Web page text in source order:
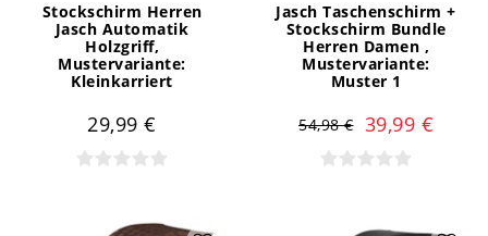
Stockschirm Herren
Jasch Automatik
Holzgriff,
Mustervariante:
Kleinkarriert
29,99 €
Jasch Taschenschirm +
Stockschirm Bundle
Herren Damen ,
Mustervariante:
Muster 1
54,98 € 39,99 €